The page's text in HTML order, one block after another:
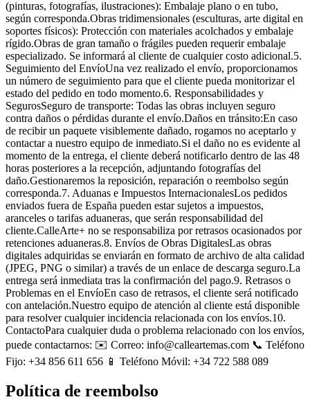
(pinturas, fotografías, ilustraciones): Embalaje plano o en tubo,
según corresponda.Obras tridimensionales (esculturas, arte digital en
soportes físicos): Protección con materiales acolchados y embalaje
rígido.Obras de gran tamaño o frágiles pueden requerir embalaje
especializado. Se informará al cliente de cualquier costo adicional.5.
Seguimiento del EnvíoUna vez realizado el envío, proporcionamos
un número de seguimiento para que el cliente pueda monitorizar el
estado del pedido en todo momento.6. Responsabilidades y
SegurosSeguro de transporte: Todas las obras incluyen seguro
contra daños o pérdidas durante el envío.Daños en tránsito:En caso
de recibir un paquete visiblemente dañado, rogamos no aceptarlo y
contactar a nuestro equipo de inmediato.Si el daño no es evidente al
momento de la entrega, el cliente deberá notificarlo dentro de las 48
horas posteriores a la recepción, adjuntando fotografías del
daño.Gestionaremos la reposición, reparación o reembolso según
corresponda.7. Aduanas e Impuestos InternacionalesLos pedidos
enviados fuera de España pueden estar sujetos a impuestos,
aranceles o tarifas aduaneras, que serán responsabilidad del
cliente.CalleArte+ no se responsabiliza por retrasos ocasionados por
retenciones aduaneras.8. Envíos de Obras DigitalesLas obras
digitales adquiridas se enviarán en formato de archivo de alta calidad
(JPEG, PNG o similar) a través de un enlace de descarga seguro.La
entrega será inmediata tras la confirmación del pago.9. Retrasos o
Problemas en el EnvíoEn caso de retrasos, el cliente será notificado
con antelación.Nuestro equipo de atención al cliente está disponible
para resolver cualquier incidencia relacionada con los envíos.10.
ContactoPara cualquier duda o problema relacionado con los envíos,
puede contactarnos: ✉️ Correo: info@calleartemas.com 📞 Teléfono
Fijo: +34 856 611 656 📱 Teléfono Móvil: +34 722 588 089
Política de reembolso